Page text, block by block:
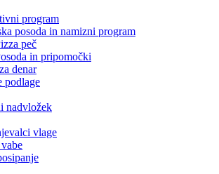
program
posoda in namizni program
peč
in pripomočki
denar
podlage
nadvložek
vlage